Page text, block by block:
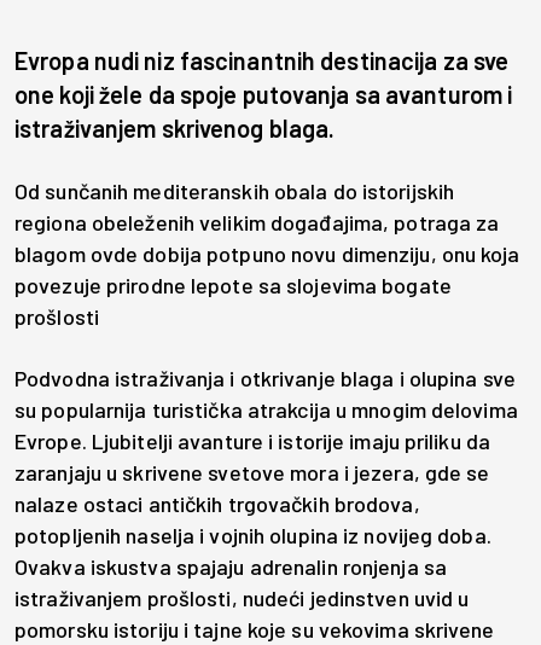
Evropa nudi niz fascinantnih destinacija za sve
one koji žele da spoje putovanja sa avanturom i
istraživanjem skrivenog blaga.
Od sunčanih mediteranskih obala do istorijskih
regiona obeleženih velikim događajima, potraga za
blagom ovde dobija potpuno novu dimenziju, onu koja
povezuje prirodne lepote sa slojevima bogate
prošlosti
Podvodna istraživanja i otkrivanje blaga i olupina sve
su popularnija turistička atrakcija u mnogim delovima
Evrope. Ljubitelji avanture i istorije imaju priliku da
zaranjaju u skrivene svetove mora i jezera, gde se
nalaze ostaci antičkih trgovačkih brodova,
potopljenih naselja i vojnih olupina iz novijeg doba.
Ovakva iskustva spajaju adrenalin ronjenja sa
istraživanjem prošlosti, nudeći jedinstven uvid u
pomorsku istoriju i tajne koje su vekovima skrivene